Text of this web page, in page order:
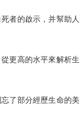
者的啟示，并幫助人
更高的水平來解析生
了部分經歷生命的美